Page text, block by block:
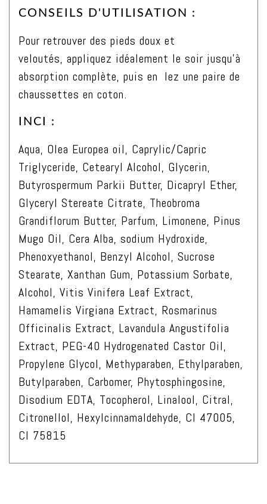
réparatrice
nutrition
intense
pieds
secs
CONSEILS D'UTILISATION :
Pour retrouver des pieds doux et
veloutés, appliquez idéalement le soir jusqu’à
absorption complète, puis en lez une paire de
chaussettes en coton.
INCI :
Aqua, Olea Europea oil, Caprylic/Capric
Triglyceride, Cetearyl Alcohol, Glycerin,
Butyrospermum Parkii Butter, Dicapryl Ether,
Glyceryl Stereate Citrate, Theobroma
Grandiflorum Butter, Parfum, Limonene, Pinus
Mugo Oil, Cera Alba, sodium Hydroxide,
Phenoxyethanol, Benzyl Alcohol, Sucrose
Stearate, Xanthan Gum, Potassium Sorbate,
Alcohol, Vitis Vinifera Leaf Extract,
Hamamelis Virgiana Extract, Rosmarinus
Officinalis Extract, Lavandula Angustifolia
Extract, PEG-40 Hydrogenated Castor Oil,
Propylene Glycol, Methyparaben, Ethylparaben,
Butylparaben, Carbomer, Phytosphingosine,
Disodium EDTA, Tocopherol, Linalool, Citral,
Citronellol, Hexylcinnamaldehyde, CI 47005,
CI 75815